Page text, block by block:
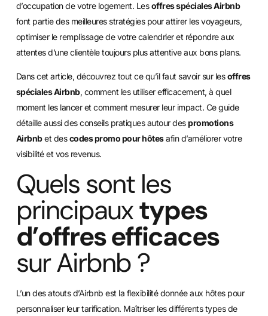
d’occupation de votre logement. Lesoffres spéciales Airbnb
font partie des meilleures stratégies pour attirer les voyageurs,
optimiser le remplissage de votre calendrier et répondre aux
attentes d’une clientèle toujours plus attentive aux bons plans.
Dans cet article, découvrez tout ce qu’il faut savoir sur lesoffres
spéciales Airbnb, comment les utiliser efficacement, à quel
moment les lancer et comment mesurer leur impact. Ce guide
détaille aussi des conseils pratiques autour despromotions
Airbnbet descodes promo pour hôtesafin d’améliorer votre
visibilité et vos revenus.
Quels sont les
principauxtypes
d’offres efficaces
sur Airbnb ?
L’un des atouts d’Airbnb est la flexibilité donnée aux hôtes pour
personnaliser leur tarification. Maîtriser les différents types de